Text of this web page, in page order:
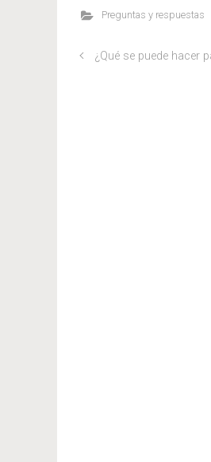
Preguntas y respuestas
¿Qué se puede hacer